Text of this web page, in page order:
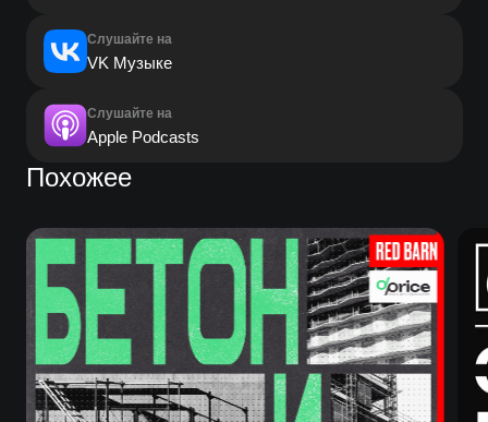
Слушайте на
VK Музыке
Слушайте на
Apple Podcasts
Похожее